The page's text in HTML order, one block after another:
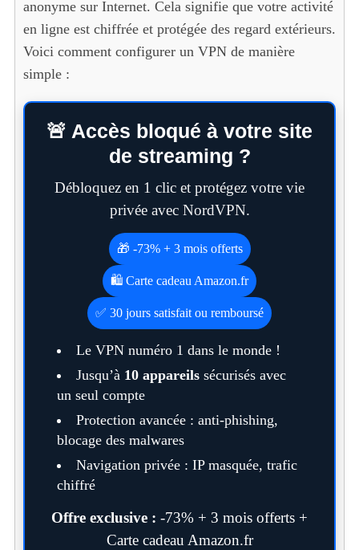
anonyme sur Internet. Cela signifie que votre activité
en ligne est chiffrée et protégée des regard extérieurs.
Voici comment configurer un VPN de manière
simple :
🚨 Accès bloqué à votre site
de streaming ?
Débloquez en 1 clic et protégez votre vie
privée avec NordVPN.
🎁 -73% + 3 mois offerts
🛍️ Carte cadeau Amazon.fr
✅ 30 jours satisfait ou remboursé
Le VPN numéro 1 dans le monde !
Jusqu’à 10 appareilssécurisés avec
un seul compte
Protection avancée : anti-phishing,
blocage des malwares
Navigation privée : IP masquée, trafic
chiffré
Offre exclusive : -73% + 3 mois offerts +
Carte cadeau Amazon.fr